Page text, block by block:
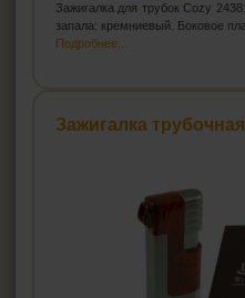
Зажигалка для трубок Cozy
запала: кремниевый. Боковое
Подробнее...
Зажигалка